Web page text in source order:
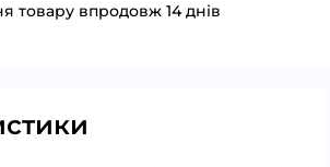
товару впродовж 14 днів